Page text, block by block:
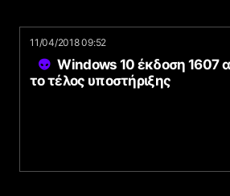
11/04/2018 09:52
Windows 10 έκδοση 1607
το τέλος υποστήριξης